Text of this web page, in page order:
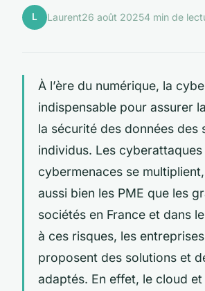
L Laurent26 août 20254 min de
À l’ère du numérique, la
indispensable pour assurer
la sécurité des données des
individus. Les cyberattaques
cybermenaces se
aussi bien les PME que les
sociétés en France et dans
à ces risques, les
proposent des solutions et
adaptés. En effet, le cloud